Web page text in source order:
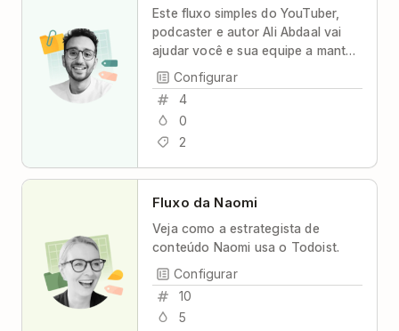
Este fluxo simples do YouTuber,
podcaster e autor Ali Abdaal vai
ajudar você e sua equipe a manter
a coordenação e produtividade
com máximo de transparência e
mínimo de estresse.
Configurar
4
0
2
Fluxo da Naomi
Veja como a estrategista de
conteúdo Naomi usa o Todoist.
Configurar
10
5